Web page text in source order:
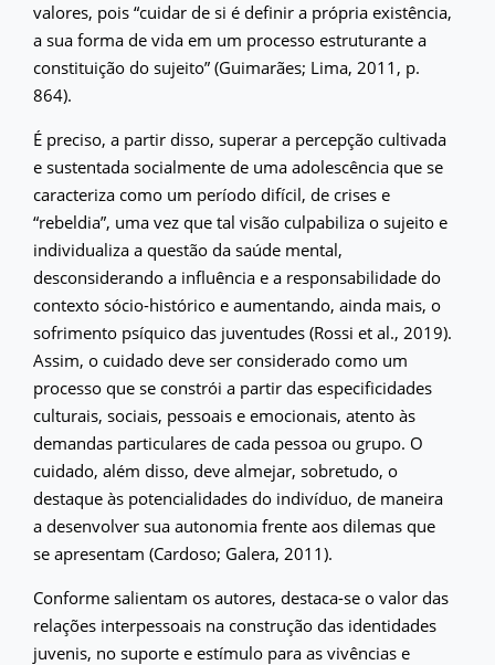
valores, pois “cuidar de si é definir a própria existência,
a sua forma de vida em um processo estruturante a
constituição do sujeito” (Guimarães; Lima, 2011, p.
864).
É preciso, a partir disso, superar a percepção cultivada
e sustentada socialmente de uma adolescência que se
caracteriza como um período difícil, de crises e
“rebeldia”, uma vez que tal visão culpabiliza o sujeito e
individualiza a questão da saúde mental,
desconsiderando a influência e a responsabilidade do
contexto sócio-histórico e aumentando, ainda mais, o
sofrimento psíquico das juventudes (Rossi et al., 2019).
Assim, o cuidado deve ser considerado como um
processo que se constrói a partir das especificidades
culturais, sociais, pessoais e emocionais, atento às
demandas particulares de cada pessoa ou grupo. O
cuidado, além disso, deve almejar, sobretudo, o
destaque às potencialidades do indivíduo, de maneira
a desenvolver sua autonomia frente aos dilemas que
se apresentam (Cardoso; Galera, 2011).
Conforme salientam os autores, destaca-se o valor das
relações interpessoais na construção das identidades
juvenis, no suporte e estímulo para as vivências e